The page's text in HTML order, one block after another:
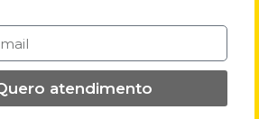
atendimento